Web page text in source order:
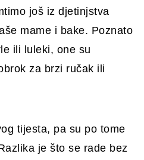
još iz djetinjstva
mame i bake. Poznato
ili luleki, one su
za brzi ručak ili
tijesta, pa su po tome
je što se rade bez